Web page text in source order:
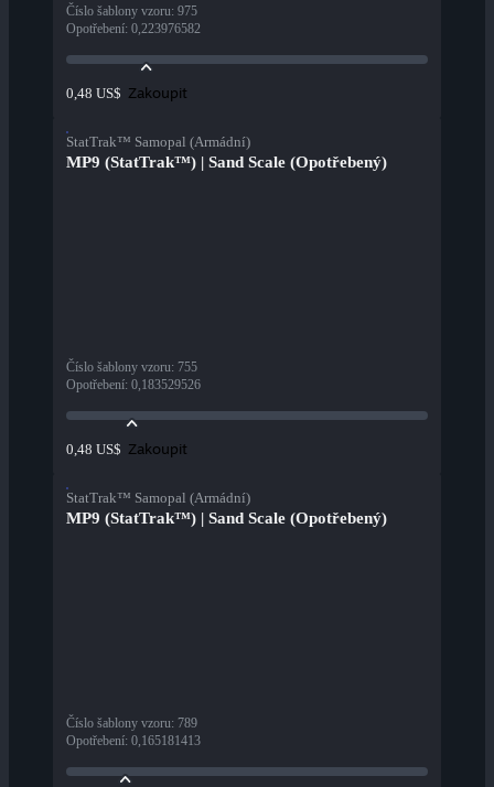
Číslo šablony vzoru: 975
Opotřebení: 0,223976582
0,48 US$ Zakoupit
StatTrak™ Samopal (Armádní)
MP9 (StatTrak™) | Sand Scale (Opotřebený)
Číslo šablony vzoru: 755
Opotřebení: 0,183529526
0,48 US$ Zakoupit
StatTrak™ Samopal (Armádní)
MP9 (StatTrak™) | Sand Scale (Opotřebený)
Číslo šablony vzoru: 789
Opotřebení: 0,165181413